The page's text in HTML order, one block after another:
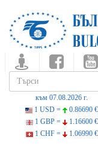
към 07.08.2026 г.
1 USD =
0.86690 €
1 GBP =
1.16600 €
1 CHF =
1.06990 €